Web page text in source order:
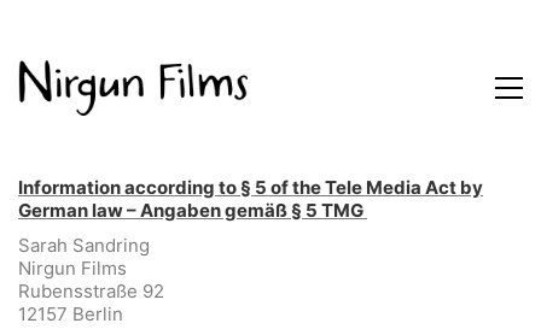
Information according to § 5 of the Tele Media Act by
German law – Angaben gemäß § 5 TMG
Sarah Sandring
Nirgun Films
Rubensstraße 92
12157 Berlin